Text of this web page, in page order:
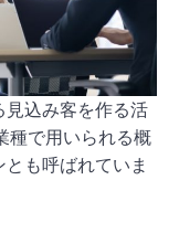
見込み客を作る活
種で用いられる概
も呼ばれていま